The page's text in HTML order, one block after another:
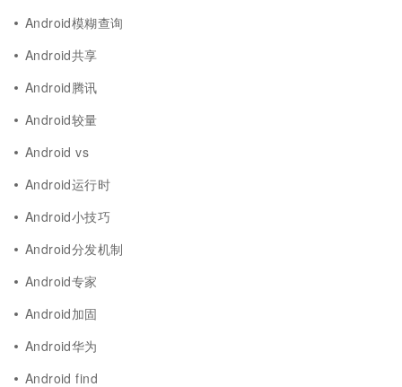
Android模糊查询
Android共享
Android腾讯
Android较量
Android vs
Android运行时
Android小技巧
Android分发机制
Android专家
Android加固
Android华为
Android find